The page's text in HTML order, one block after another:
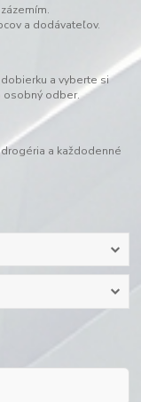
a dodávateľov.
a vyberte si
osobný odber.
a každodenné